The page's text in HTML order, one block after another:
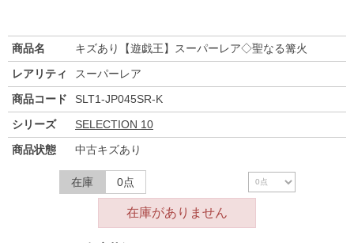
商品名
キズあり【遊戯王】スーパーレア◇聖なる篝火
レアリティ
スーパーレア
商品コード
SLT1-JP045SR-K
シリーズ
SELECTION 10
商品状態
中古キズあり
在庫 0点
在庫がありません